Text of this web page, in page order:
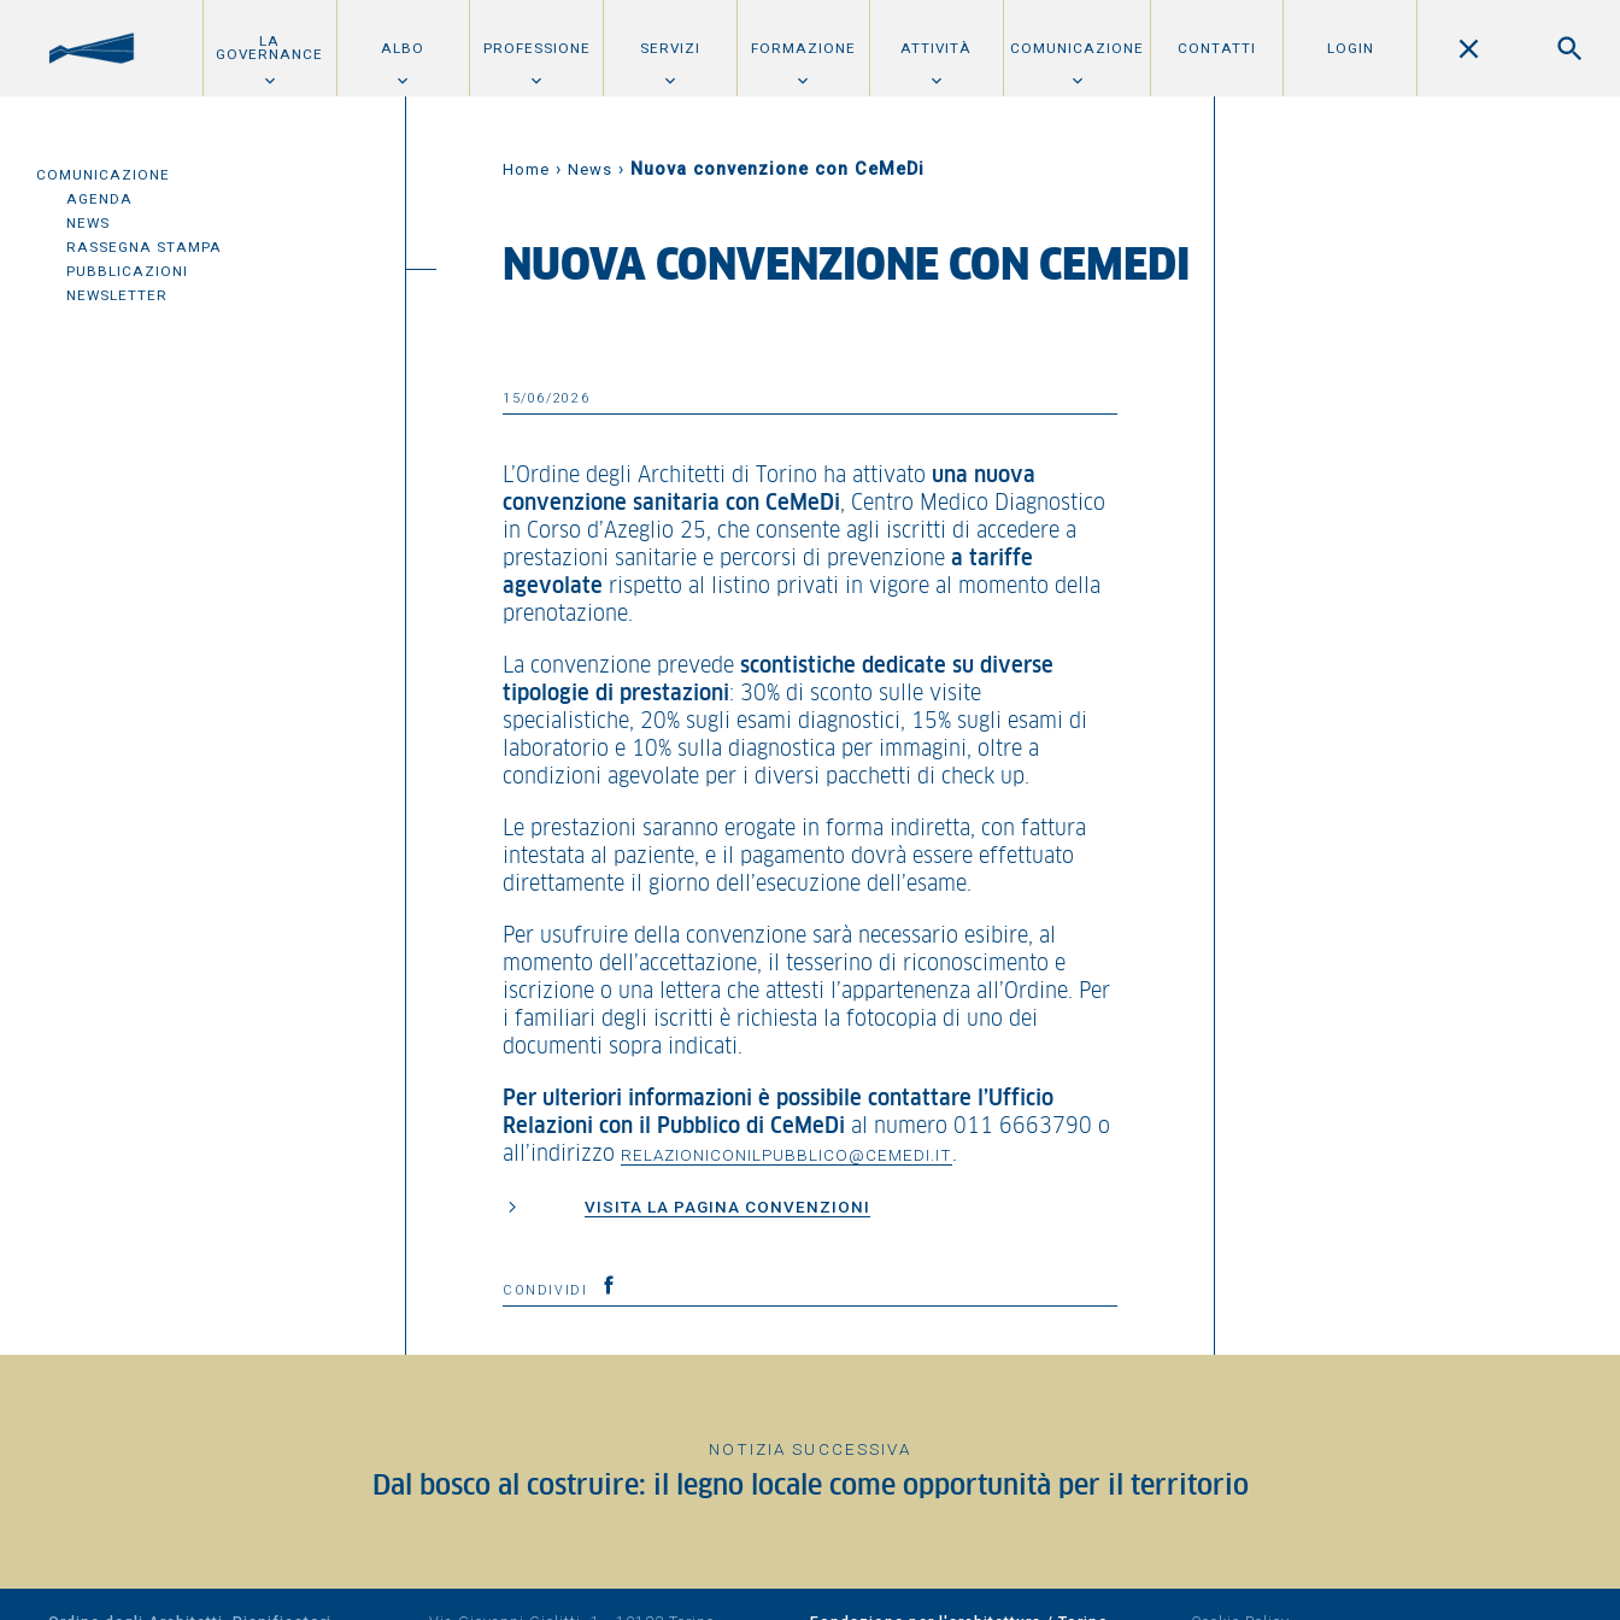
LA
GOVERNANCE ALBO PROFESSIONE SERVIZI FORMAZIONE ATTIVITÀ COMUNICAZIONE CONTATTI LOGIN
COMUNICAZIONE
AGENDA
NEWS
RASSEGNA STAMPA
PUBBLICAZIONI
NEWSLETTER
Home › News › Nuova convenzione con CeMeDi
NUOVA CONVENZIONE CON CEMEDI
15/06/2026
L’Ordine degli Architetti di Torino ha attivato una nuova
convenzione sanitaria con CeMeDi, Centro Medico Diagnostico
in Corso d’Azeglio 25, che consente agli iscritti di accedere a
prestazioni sanitarie e percorsi di prevenzione a tariffe
agevolate rispetto al listino privati in vigore al momento della
prenotazione.
La convenzione prevede scontistiche dedicate su diverse
tipologie di prestazioni: 30% di sconto sulle visite
specialistiche, 20% sugli esami diagnostici, 15% sugli esami di
laboratorio e 10% sulla diagnostica per immagini, oltre a
condizioni agevolate per i diversi pacchetti di check up.
Le prestazioni saranno erogate in forma indiretta, con fattura
intestata al paziente, e il pagamento dovrà essere effettuato
direttamente il giorno dell’esecuzione dell’esame.
Per usufruire della convenzione sarà necessario esibire, al
momento dell’accettazione, il tesserino di riconoscimento e
iscrizione o una lettera che attesti l’appartenenza all’Ordine. Per
i familiari degli iscritti è richiesta la fotocopia di uno dei
documenti sopra indicati.
Per ulteriori informazioni è possibile contattare l’Ufficio
Relazioni con il Pubblico di CeMeDi al numero 011 6663790 o
all’indirizzo RELAZIONICONILPUBBLICO@CEMEDI.IT.
VISITA LA PAGINA CONVENZIONI
CONDIVIDI
NOTIZIA SUCCESSIVA
Dal bosco al costruire: il legno locale come opportunità per il territorio